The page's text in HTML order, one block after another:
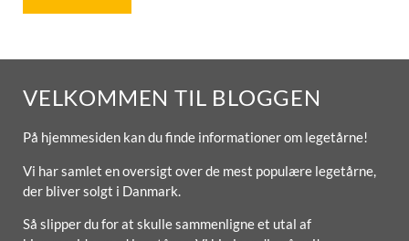
VELKOMMEN TIL BLOGGEN
På hjemmesiden kan du finde informationer om legetårne!
Vi har samlet en oversigt over de mest populære legetårne,
der bliver solgt i Danmark.
Så slipper du for at skulle sammenligne et utal af